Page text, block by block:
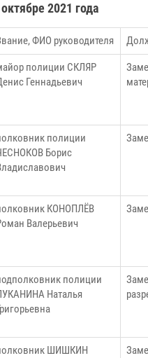
2021 года
ФИО руководителя
полиции СКЛЯР
Геннадьевич
полиции
Борис
КОНОПЛЁВ
Валерьевич
полиции
Наталья
ШИШКИН